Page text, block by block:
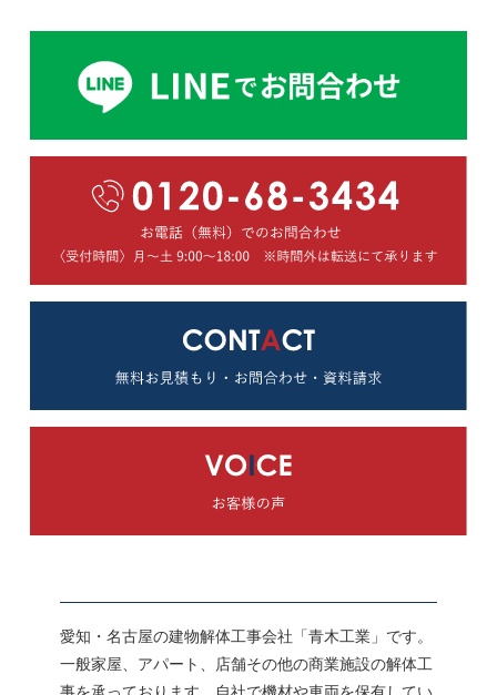
愛知・名古屋の建物解体工事会社「青木工業」です。
一般家屋、アパート、店舗その他の商業施設の解体工